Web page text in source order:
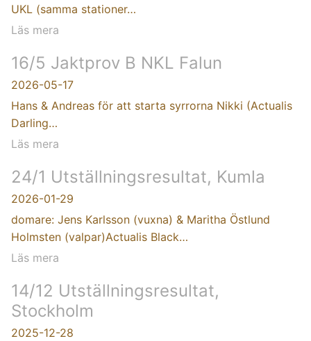
UKL (samma stationer…
Läs mera
16/5 Jaktprov B NKL Falun
2026-05-17
Hans & Andreas för att starta syrrorna Nikki (Actualis
Darling…
Läs mera
24/1 Utställningsresultat, Kumla
2026-01-29
domare: Jens Karlsson (vuxna) & Maritha Östlund
Holmsten (valpar)Actualis Black…
Läs mera
14/12 Utställningsresultat,
Stockholm
2025-12-28